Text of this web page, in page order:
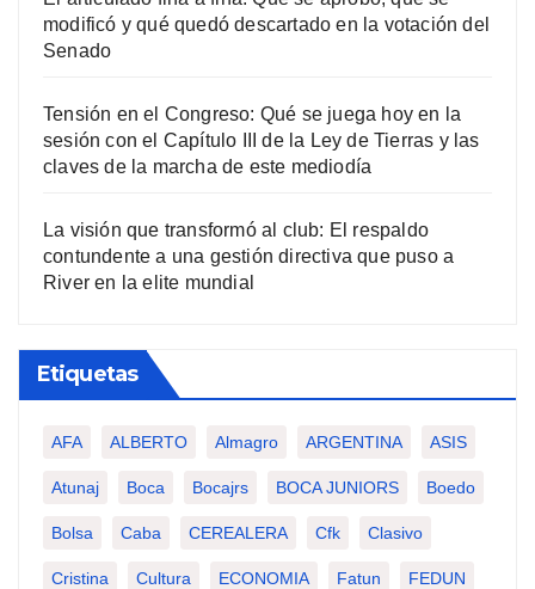
modificó y qué quedó descartado en la votación del
Senado
Tensión en el Congreso: Qué se juega hoy en la
sesión con el Capítulo III de la Ley de Tierras y las
claves de la marcha de este mediodía
La visión que transformó al club: El respaldo
contundente a una gestión directiva que puso a
River en la elite mundial
Etiquetas
AFA ALBERTO Almagro ARGENTINA ASIS
Atunaj Boca Bocajrs BOCA JUNIORS Boedo
Bolsa Caba CEREALERA Cfk Clasivo
Cristina Cultura ECONOMIA Fatun FEDUN